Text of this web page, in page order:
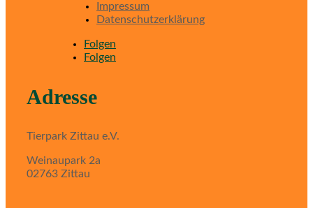
Impressum
Datenschutzerklärung
Folgen
Folgen
Adresse
Tierpark Zittau e.V.
Weinaupark 2a
02763 Zittau